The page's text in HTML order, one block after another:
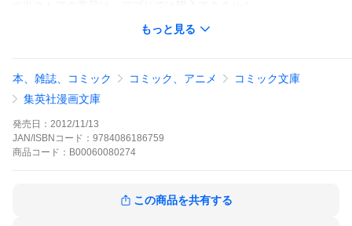
【ページ数が多いビッグボリューム版!】第5回戦、因縁の目黒川
との試合前、目黒川OBに野球部が巻き込まれた乱闘騒ぎが明るみ
に出て、負けたら出場停止処分となる定めの二子玉川。支えの川
藤も欠き、更に怪我人続出でチームは絶体絶命の危機に!!崖っぷち
に立たされた二子玉川の運命は…!?涙と感動の完結巻!!
ROOKIESの作品をもっと見る
もっと見る
本、雑誌、コミック コミック、アニメ
コミック文庫
集英社漫画文庫
発売日： 2012/11/13
JAN/ISBNコード： 9784086186759
商品 コード： B00060080274
この商品を共有する